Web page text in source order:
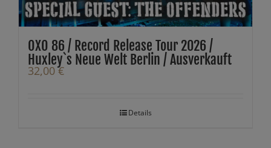
OXO 86 / Record Release Tour 2026 /
Huxley`s Neue Welt Berlin / Ausverkauft
32,00€
Details